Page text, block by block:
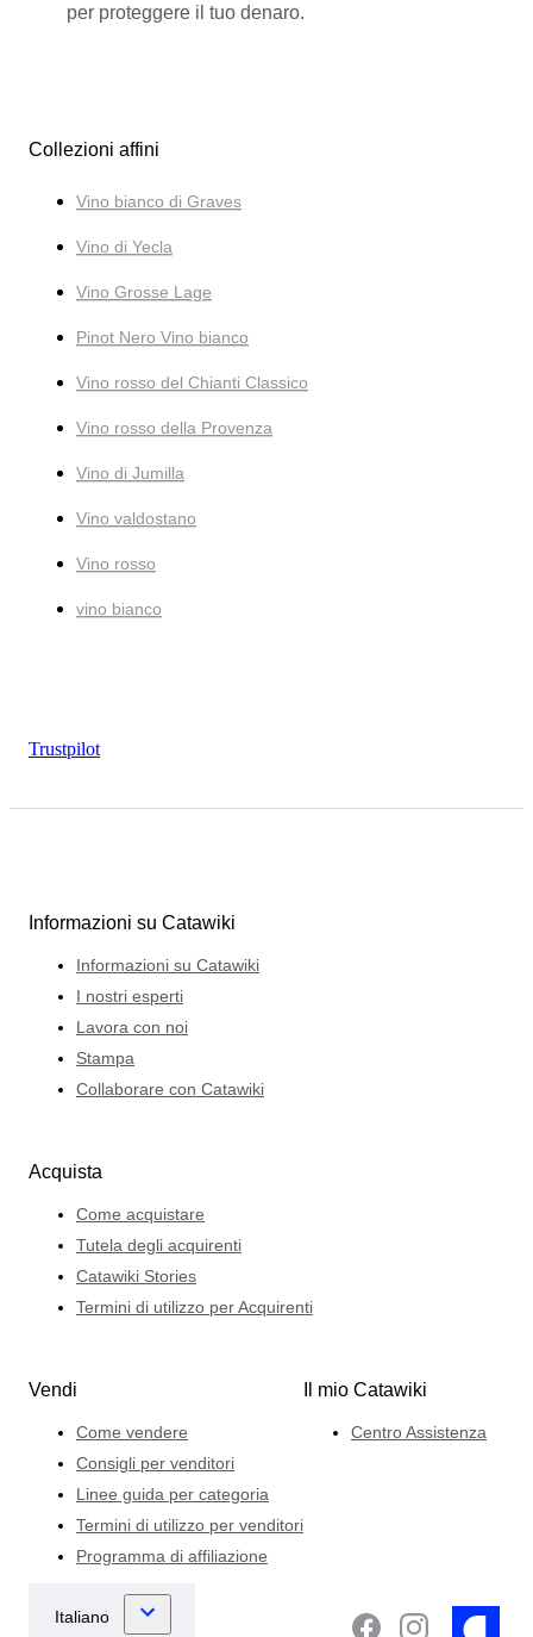
per proteggere il tuo denaro.
Collezioni affini
Vino bianco di Graves
Vino di Yecla
Vino Grosse Lage
Pinot Nero Vino bianco
Vino rosso del Chianti Classico
Vino rosso della Provenza
Vino di Jumilla
Vino valdostano
Vino rosso
vino bianco
Trustpilot
Informazioni su Catawiki
Informazioni su Catawiki
I nostri esperti
Lavora con noi
Stampa
Collaborare con Catawiki
Acquista
Come acquistare
Tutela degli acquirenti
Catawiki Stories
Termini di utilizzo per Acquirenti
Vendi
Come vendere
Consigli per venditori
Linee guida per categoria
Termini di utilizzo per venditori
Programma di affiliazione
Il mio Catawiki
Centro Assistenza